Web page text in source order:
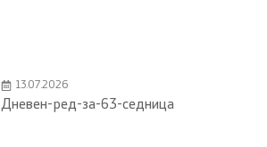
13.07.2026
Дневен-ред-за-63-седница